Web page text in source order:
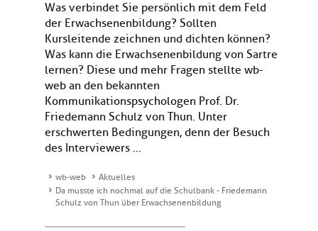
Was verbindet Sie persönlich mit dem Feld
der Erwachsenenbildung? Sollten
Kursleitende zeichnen und dichten können?
Was kann die Erwachsenenbildung von Sartre
lernen? Diese und mehr Fragen stellte wb-
web an den bekannten
Kommunikationspsychologen Prof. Dr.
Friedemann Schulz von Thun. Unter
erschwerten Bedingungen, denn der Besuch
des Interviewers ...
wb-web
Aktuelles
Da musste ich nochmal auf die Schulbank - Friedemann
Schulz von Thun über Erwachsenenbildung